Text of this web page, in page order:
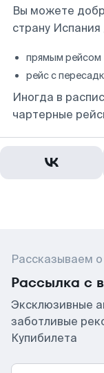
Вы можете
страну
прямым рейсом
рейс с
Иногда в
чартерные
Рассказываем
Рассылка с
Эксклюзивные
заботливые
Купибилета